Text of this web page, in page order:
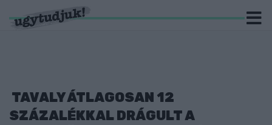
TAVALY ÁTLAGOSAN 12
SZÁZALÉKKAL DRÁGULT A